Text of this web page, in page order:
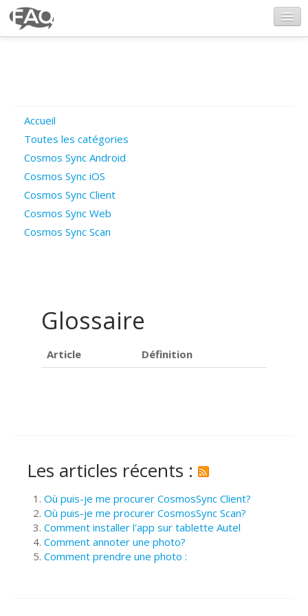
Poser une question
Questions ouvertes
Connexion
Accueil
Toutes les catégories
Cosmos Sync Android
Cosmos Sync iOS
Cosmos Sync Client
Cosmos Sync Web
Cosmos Sync Scan
Glossaire
Article Définition
Les articles récents :
Où puis-je me procurer CosmosSync Client?
Où puis-je me procurer CosmosSync Scan?
Comment installer l'app sur tablette Autel
Comment annoter une photo?
Comment prendre une photo :